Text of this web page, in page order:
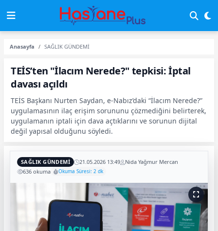
Anasayfa SAĞLIK GÜNDEMİ
TEİS’ten "İlacım Nerede?" tepkisi: İptal
davası açıldı
TEİS Başkanı Nurten Saydan, e-Nabız’daki “İlacım Nerede?”
uygulamasının ilaç erişim sorununu çözmediğini belirterek,
uygulamanın iptali için dava açtıklarını ve sorunun dijital
değil yapısal olduğunu söyledi.
SAĞLIK GÜNDEMİ 21.05.2026 13:49
Nida Yağmur Mercan
636 okuma
Okuma Süresi: 2 dk